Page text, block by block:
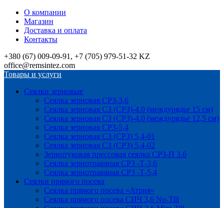
О компании
Магазин
Доставка и оплата
Контакты
+380 (67) 009-09-91, +7 (705) 979-51-32 KZ
office@remsintez.com
Товары и услуги
Сеялки зерновые
Сеялка зерновая СРЗ-3,6
Сеялка зерновая СЗ (СРЗ)-4.0 (междурядье 15 см)
Сеялка зерновая СЗ (СРЗ)-4.0 (междурядье 12,5 см)
Сеялка зерновая СРЗ-5,4
Сеялка зерновая СЗ (СРЗ) 5,4-01
Сеялка зерновая СЗ (СРЗ) 5,4-02
Зернотуковая прессовая сеялка СРЗ-П 3.6
Сеялка зернотравяная СРЗ -Т-3,6
Сеялка зернотравяная СРЗ -Т-5,4
Сеялки прямого посева
Сеялка прямого посева «Атрия»
Сеялка прямого посева СИЧ 3,6 No-Till